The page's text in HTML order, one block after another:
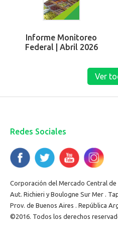
Informe Monitoreo
Federal | Abril 2026
Ver
Redes Sociales
Corporación del Mercado Central de
Aut. Richieri y Boulogne Sur Mer .
Prov. de Buenos Aires . República
©2016. Todos los derechos